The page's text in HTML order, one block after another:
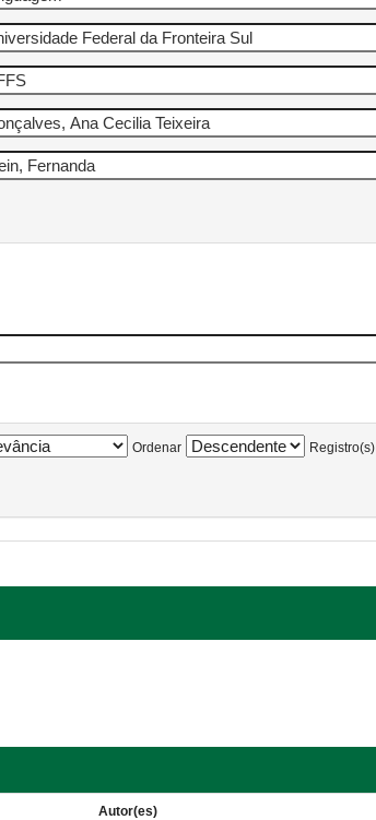
Ordenar Registro(s)
Autor(es)